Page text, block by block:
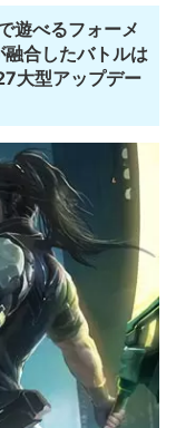
遊べるフォーメ
融合したバトルは
大型アップデー